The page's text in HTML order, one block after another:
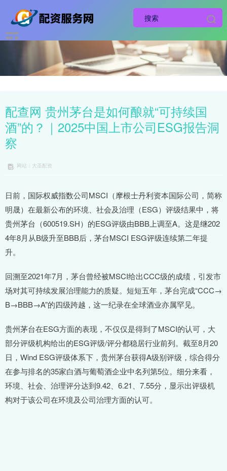
配查网 贵州茅台是如何酿就“可持续国
酒”的？｜2025中国上市公司ESG报告洞
察
网站：大圣配资
日前，国际权威指数公司MSCI（摩根士丹利资本国际公司，简称
明晟）在最新公布的环境、社会及治理（ESG）评级结果中，将
贵州茅台（600519.SH）的ESG评级由BBB上调至A。这是继202
4年8月从B级升至BBB后，茅台MSCI ESG评级连续第二年提
升。
回溯至2021年7月，茅台曾经被MSCI给出CCC级的成绩，引发市
场对其可持续发展治理能力的质疑。短短五年，茅台完成“CCC→
B→BBB→A”的四级跨越，这一纪录在全球酒业亦属罕见。
贵州茅台在ESG方面的表现，不仅仅是得到了MSCI的认可，大
部分评级机构给出的ESG评级/评分都稳居行业前列。截至8月20
日，Wind ESG评级体系下，贵州茅台获得A级别评级，综合得分
在参与排名的35家白酒与葡萄酒企业中名列第5位。细分来看，
环境、社会、治理评分达到9.42、6.21、7.55分，显示出评级机
构对于该公司在环境及公司治理方面的认可。